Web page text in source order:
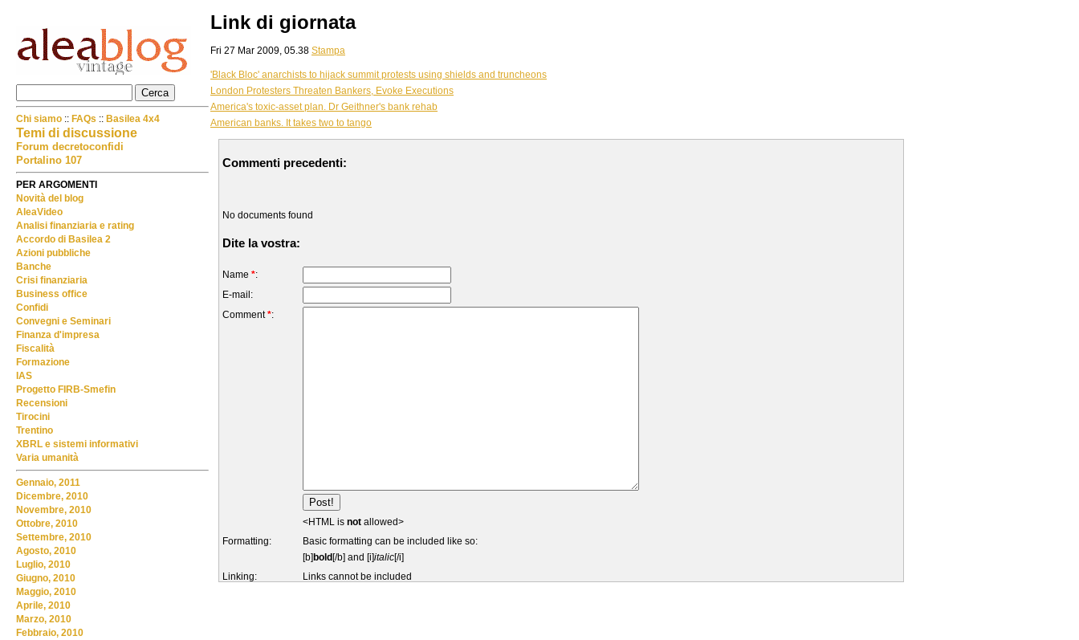
Link di giornata
Fri 27 Mar 2009, 05.38 Stampa
'Black Bloc' anarchists to hijack summit protests using shields and truncheons
London Protesters Threaten Bankers, Evoke Executions
America's toxic-asset plan. Dr Geithner's bank rehab
American banks. It takes two to tango
Commenti precedenti:
No documents found
Dite la vostra:
Name *:
E-mail:
Comment*:
<HTML is not allowed>
Formatting:
Basic formatting can be included like so:
[b] bold [/b] and [i]italic[/i]
Linking:
Links cannot be included
Chi siamo :: FAQs :: Basilea 4x4
Temi di discussione
Forum decretoconfidi
Portalino 107
PER ARGOMENTI
Novità del blog
AleaVideo
Analisi finanziaria e rating
Accordo di Basilea 2
Azioni pubbliche
Banche
Crisi finanziaria
Business office
Confidi
Convegni e Seminari
Finanza d'impresa
Fiscalità
Formazione
IAS
Progetto FIRB-Smefin
Recensioni
Tirocini
Trentino
XBRL e sistemi informativi
Varia umanità
Gennaio, 2011
Dicembre, 2010
Novembre, 2010
Ottobre, 2010
Settembre, 2010
Agosto, 2010
Luglio, 2010
Giugno, 2010
Maggio, 2010
Aprile, 2010
Marzo, 2010
Febbraio, 2010